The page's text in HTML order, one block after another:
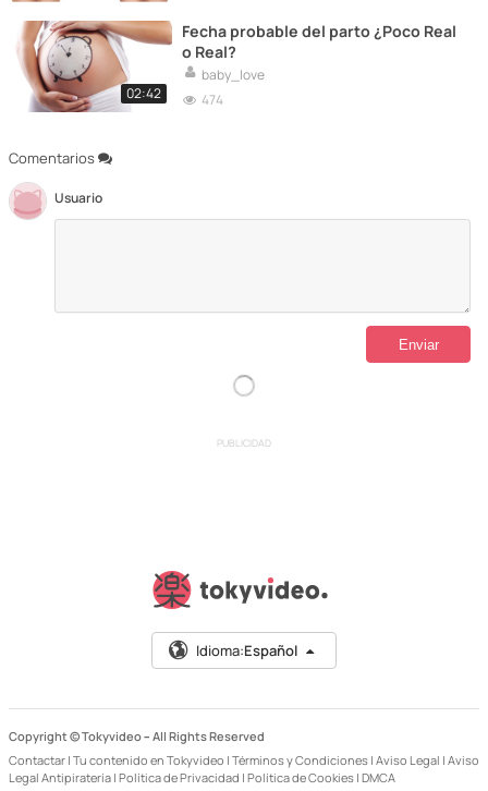
Comentarios
Usuario
02:42
Fecha probable del parto ¿Poco Real
o Real?
baby_love
474
PUBLICIDAD
Idioma:Español
Copyright © Tokyvideo – All Rights Reserved
Contactar | Tu contenido en Tokyvideo | Términos y Condiciones | Aviso Legal | Aviso
Legal Antipiratería | Política de Privacidad | Política de Cookies | DMCA